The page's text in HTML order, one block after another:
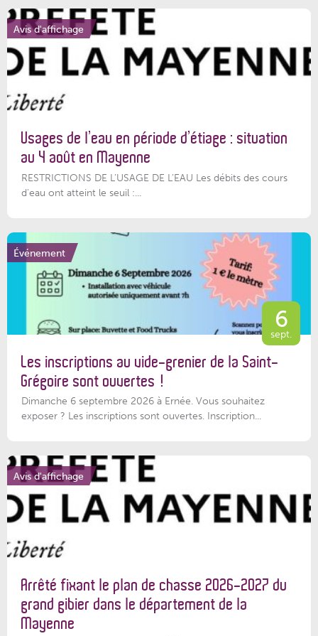
Avis d'affichage
Usages de l’eau en période d’étiage : situation
au 4 août en Mayenne
RESTRICTIONS DE L’USAGE DE L’EAU Les débits des cours
d'eau ont atteint le seuil :...
Événement
6
sept.
Les inscriptions au vide-grenier de la Saint-
Grégoire sont ouvertes !
Dimanche 6 septembre 2026 à Ernée. Vous souhaitez
exposer ? Les inscriptions sont ouvertes. Inscription...
Avis d'affichage
Arrêté fixant le plan de chasse 2026-2027 du
grand gibier dans le département de la
Mayenne